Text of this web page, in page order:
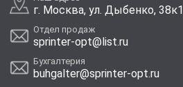
г. Москва, ул. Дыбенко, 38к1
Отдел продаж
sprinter-opt@list.ru
Бухгалтерия
buhgalter@sprinter-opt.ru